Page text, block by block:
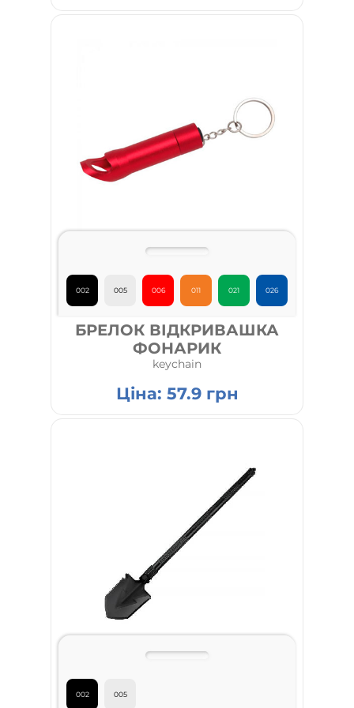
002 005 006 011 021 026
БРЕЛОК ВІДКРИВАШКА
ФОНАРИК
keychain
Ціна: 57.9 грн
002 005